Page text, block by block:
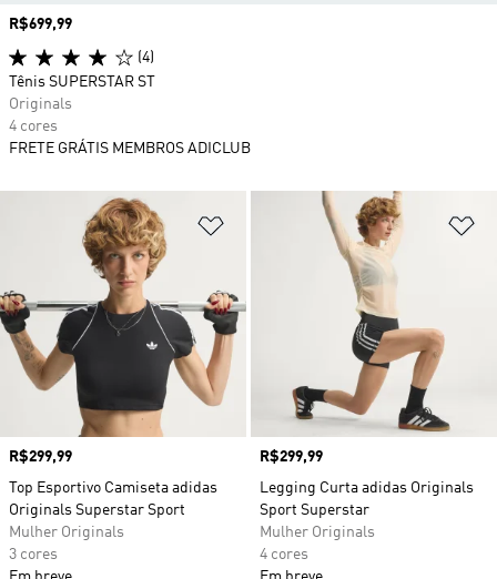
Adicionar à Lista de Desejos
Preço
R$299,99
Top Esportivo Camiseta adidas
Originals Superstar Sport
Mulher Originals
3 cores
Preço
R$299,99
Legging Curta adidas Originals
Sport Superstar
Mulher Originals
4 cores
Preço
R$699,99
(4)
Tênis SUPERSTAR ST
Originals
4 cores
FRETE GRÁTIS MEMBROS ADICLUB